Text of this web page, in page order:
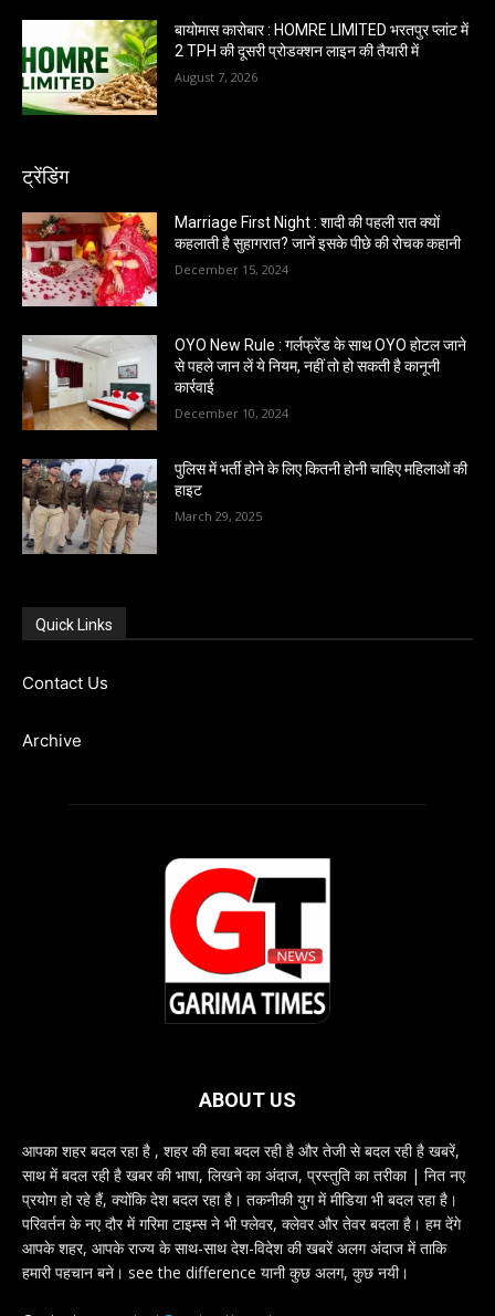
बायोमास कारोबार : HOMRE LIMITED भरतपुर प्लांट में
2 TPH की दूसरी प्रोडक्शन लाइन की तैयारी में
August 7, 2026
ट्रेंडिंग
Marriage First Night : शादी की पहली रात क्यों
कहलाती है सुहागरात? जानें इसके पीछे की रोचक कहानी
December 15, 2024
OYO New Rule : गर्लफ्रेंड के साथ OYO होटल जाने
से पहले जान लें ये नियम, नहीं तो हो सकती है कानूनी
कार्रवाई
December 10, 2024
पुलिस में भर्ती होने के लिए कितनी होनी चाहिए महिलाओं की
हाइट
March 29, 2025
Quick Links
Contact Us
Archive
ABOUT US
आपका शहर बदल रहा है , शहर की हवा बदल रही है और तेजी से बदल रही है खबरें,
साथ में बदल रही है खबर की भाषा, लिखने का अंदाज, प्रस्तुति का तरीका | नित नए
प्रयोग हो रहे हैं, क्योंकि देश बदल रहा है। तकनीकी युग में मीडिया भी बदल रहा है।
परिवर्तन के नए दौर में गरिमा टाइम्स ने भी फ्लेवर, क्लेवर और तेवर बदला है। हम देंगे
आपके शहर, आपके राज्य के साथ-साथ देश-विदेश की खबरें अलग अंदाज में ताकि
हमारी पहचान बने। see the difference यानी कुछ अलग, कुछ नयी।